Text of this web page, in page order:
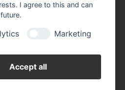
I agree to this and can
Marketing
Accept all